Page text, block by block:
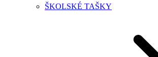
ŠKOLSKÉ TAŠKY